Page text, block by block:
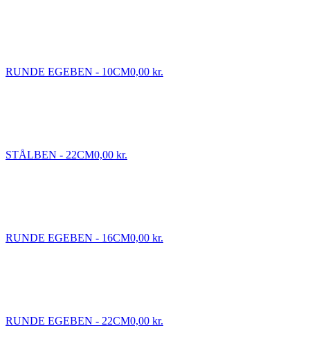
RUNDE EGEBEN - 10CM0,00 kr.
STÅLBEN - 22CM0,00 kr.
RUNDE EGEBEN - 16CM0,00 kr.
RUNDE EGEBEN - 22CM0,00 kr.